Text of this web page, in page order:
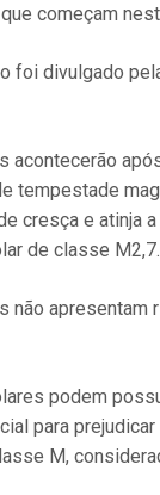
começam
foi divulgado
acontecerão
tempestade
cresça e atinja
de classe M2,7.
não apresentam
podem
para
M,